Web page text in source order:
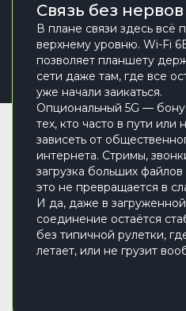
Связь без нервов
В плане связи здесь всё
верхнему уровню. Wi-Fi
позволяет планшету
сети даже там, где все
уже начали заикаться.
Опциональный 5G —
тех, кто часто в пути или
зависеть от
интернета. Стримы,
загрузка больших
это не превращается в
И да, даже в
соединение остаётся
без типичной рулетки,
летает, или не грузит